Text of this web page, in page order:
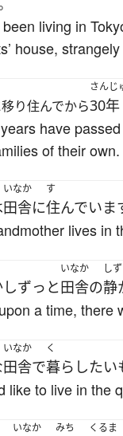
living in
house,
り住んでから
さんじ
30年
have
of their own.
いなか
田舎に
す
住んでいま
lives in
ずっと
いなか
田舎の
しず
静
a time, there
いなか
田舎で
く
暮らしたい
like to live in the
いなか みち くるま